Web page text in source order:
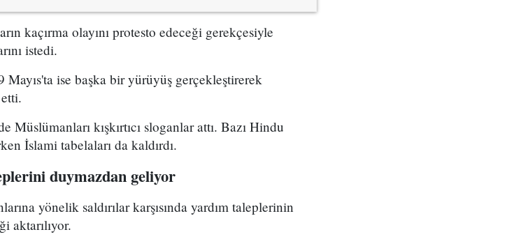
kaçırma olayını protesto edeceği gerekçesiyle
istedi.
ise başka bir yürüyüş gerçekleştirerek
kışkırtıcı sloganlar attı. Bazı Hindu
İslami tabelaları da kaldırdı.
duymazdan geliyor
yönelik saldırılar karşısında yardım taleplerinin
aktarılıyor.